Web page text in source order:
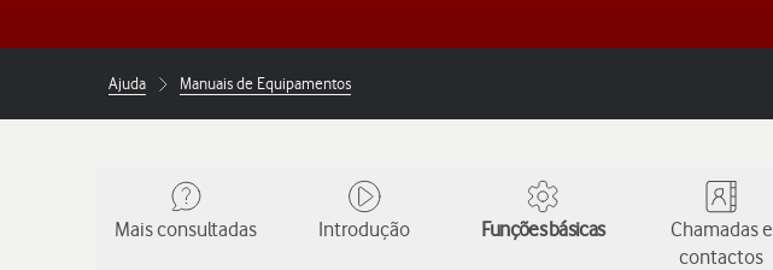
Ajuda Manuais de Equipamentos
Mais consultadas Introdução Funções básicas
Chamadas e
contactos